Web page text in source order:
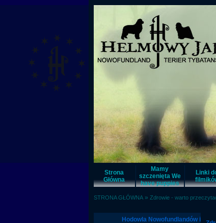
Strona
Główna
Mamy
szczenięta We
have puppies
Linki
STRONA GŁÓWNA» Zdrowie - warto
Hodowla Nowofundlandów i